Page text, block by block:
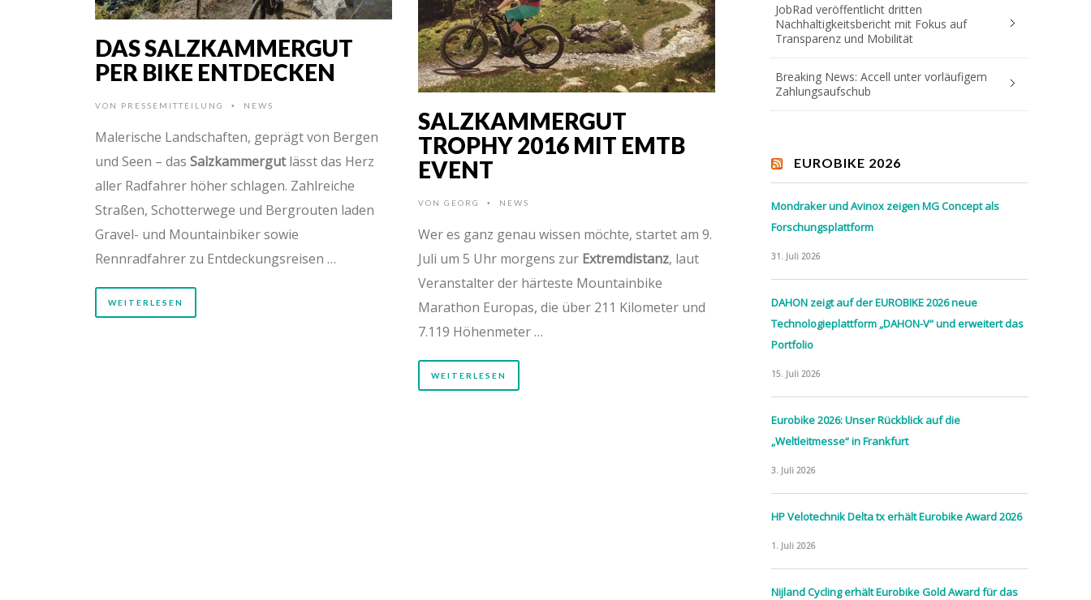
DAS SALZKAMMERGUT
PER BIKE ENTDECKEN
VON PRESSEMITTEILUNG • NEWS
Malerische Landschaften, geprägt von Bergen
und Seen – das Salzkammergutlässt das Herz
aller Radfahrer höher schlagen. Zahlreiche
Straßen, Schotterwege und Bergrouten laden
Gravel- und Mountainbiker sowie
Rennradfahrer zu Entdeckungsreisen …
WEITERLESEN
SALZKAMMERGUT
TROPHY 2016 MIT EMTB
EVENT
VON GEORG • NEWS
Wer es ganz genau wissen möchte, startet am 9.
Juli um 5 Uhr morgens zur Extremdistanz, laut
Veranstalter der härteste Mountainbike
Marathon Europas, die über 211 Kilometer und
7.119 Höhenmeter …
WEITERLESEN
JobRad veröffentlicht dritten
Nachhaltigkeitsbericht mit Fokus auf
Transparenz und Mobilität
Breaking News: Accell unter vorläufigem
Zahlungsaufschub
EUROBIKE 2026
Mondraker und Avinox zeigen MG Concept als
Forschungsplattform
31. Juli 2026
DAHON zeigt auf der EUROBIKE 2026 neue
Technologieplattform „DAHON-V“ und erweitert das
Portfolio
15. Juli 2026
Eurobike 2026: Unser Rückblick auf die
„Weltleitmesse“ in Frankfurt
3. Juli 2026
HP Velotechnik Delta tx erhält Eurobike Award 2026
1. Juli 2026
Nijland Cycling erhält Eurobike Gold Award für das